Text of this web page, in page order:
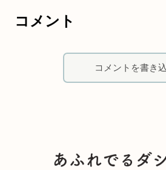
コメント
コメントを書き